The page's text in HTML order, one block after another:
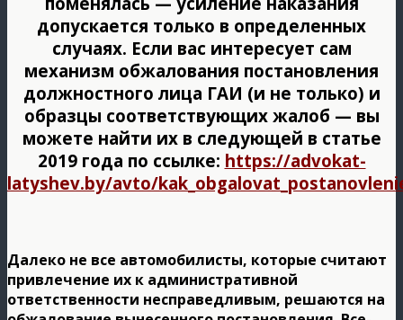
допускается только в определенных
случаях. Если вас интересует сам
механизм обжалования постановления
должностного лица ГАИ (и не только) и
образцы соответствующих жалоб — вы
можете найти их в следующей в статье
2019 года по ссылке: https://advokat-
latyshev.by/avto/
Далеко не все автомобилисты, которые считают
привлечение их к административной
ответственности несправедливым, решаются на